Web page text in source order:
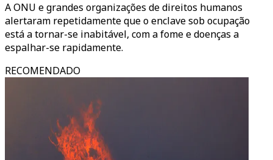
A ONU e grandes organizações de direitos humanos
alertaram repetidamente que o enclave sob ocupação
está a tornar-se inabitável, com a fome e doenças a
espalhar-se rapidamente.
RECOMENDADO